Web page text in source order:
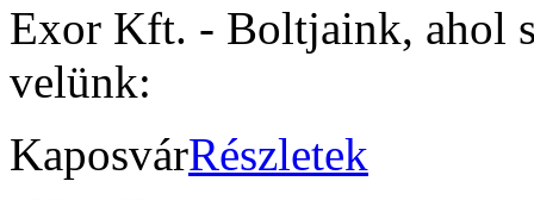
Exor Kft. - Boltjaink, ahol
velünk:
KaposvárRészletek